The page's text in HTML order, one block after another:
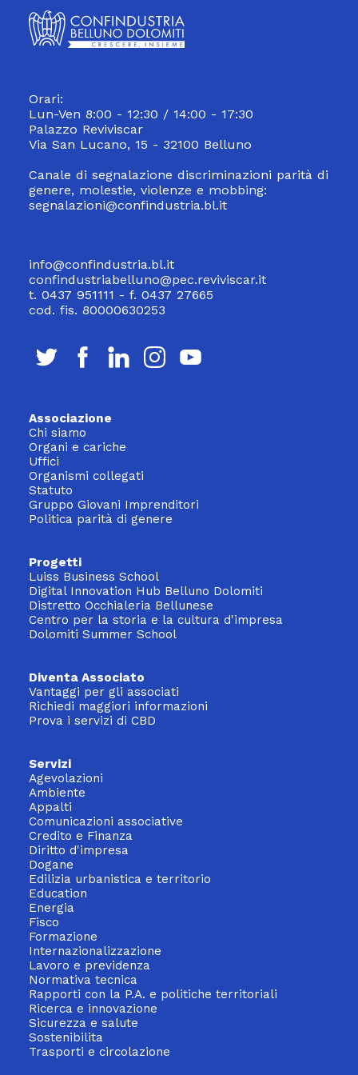
Orari:
Lun-Ven 8:00 - 12:30 / 14:00 - 17:30
Palazzo Reviviscar
Via San Lucano, 15 - 32100 Belluno
Canale di segnalazione discriminazioni parità di
genere, molestie, violenze e mobbing:
segnalazioni@confindustria.bl.it
info@confindustria.bl.it
confindustriabelluno@pec.reviviscar.it
t. 0437 951111 - f. 0437 27665
cod. fis. 80000630253
Associazione
Chi siamo
Organi e cariche
Uffici
Organismi collegati
Statuto
Gruppo Giovani Imprenditori
Politica parità di genere
Progetti
Luiss Business School
Digital Innovation Hub Belluno Dolomiti
Distretto Occhialeria Bellunese
Centro per la storia e la cultura d'impresa
Dolomiti Summer School
Diventa Associato
Vantaggi per gli associati
Richiedi maggiori informazioni
Prova i servizi di CBD
Servizi
Agevolazioni
Ambiente
Appalti
Comunicazioni associative
Credito e Finanza
Diritto d'impresa
Dogane
Edilizia urbanistica e territorio
Education
Energia
Fisco
Formazione
Internazionalizzazione
Lavoro e previdenza
Normativa tecnica
Rapporti con la P.A. e politiche territoriali
Ricerca e innovazione
Sicurezza e salute
Sostenibilita
Trasporti e circolazione